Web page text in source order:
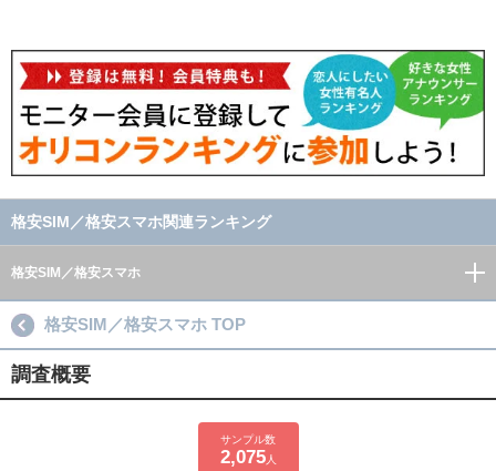
格安SIM／格安スマホ関連ランキング
格安SIM／格安スマホ
格安SIM／格安スマホ TOP
調査概要
サンプル数
2,075人